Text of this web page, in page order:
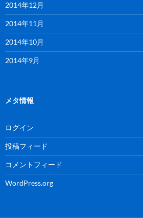
2014年12月
2014年11月
2014年10月
2014年9月
メタ情報
ログイン
投稿フィード
コメントフィード
WordPress.org